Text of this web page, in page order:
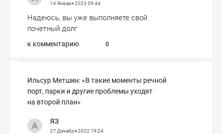
14 Января 2023 09:44
Надеюсь, вы уже выполняете свой
почетный долг
к комментарию 0
Ильсур Метшин: «В такие моменты речной
порт, парки и другие проблемы уходят
на второй план»
ЯЗ
27 Декабря 2022 19:24